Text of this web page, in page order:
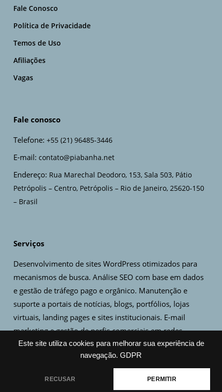
Este site utiliza cookies para melhorar sua experiência de
navegação. GDPR
RECUSAR PERMITIR
Fale Conosco
Política de Privacidade
Temos de Uso
Afiliações
Vagas
Fale conosco
Telefone: +55 (21) 96485-3446
E-mail: contato@piabanha.net
Endereço: Rua Marechal Deodoro, 153, Sala 503, Pátio
Petrópolis – Centro, Petrópolis – Rio de Janeiro, 25620-150
– Brasil
Serviços
Desenvolvimento de sites WordPress otimizados para
mecanismos de busca. Análise SEO com base em dados
e gestão de tráfego pago e orgânico. Manutenção e
suporte a portais de notícias, blogs, portfólios, lojas
virtuais, landing pages e sites institucionais. E-mail
marketing e gestão de perfis comerciais em redes
sociais. Criação de artes, design de logo e identidade